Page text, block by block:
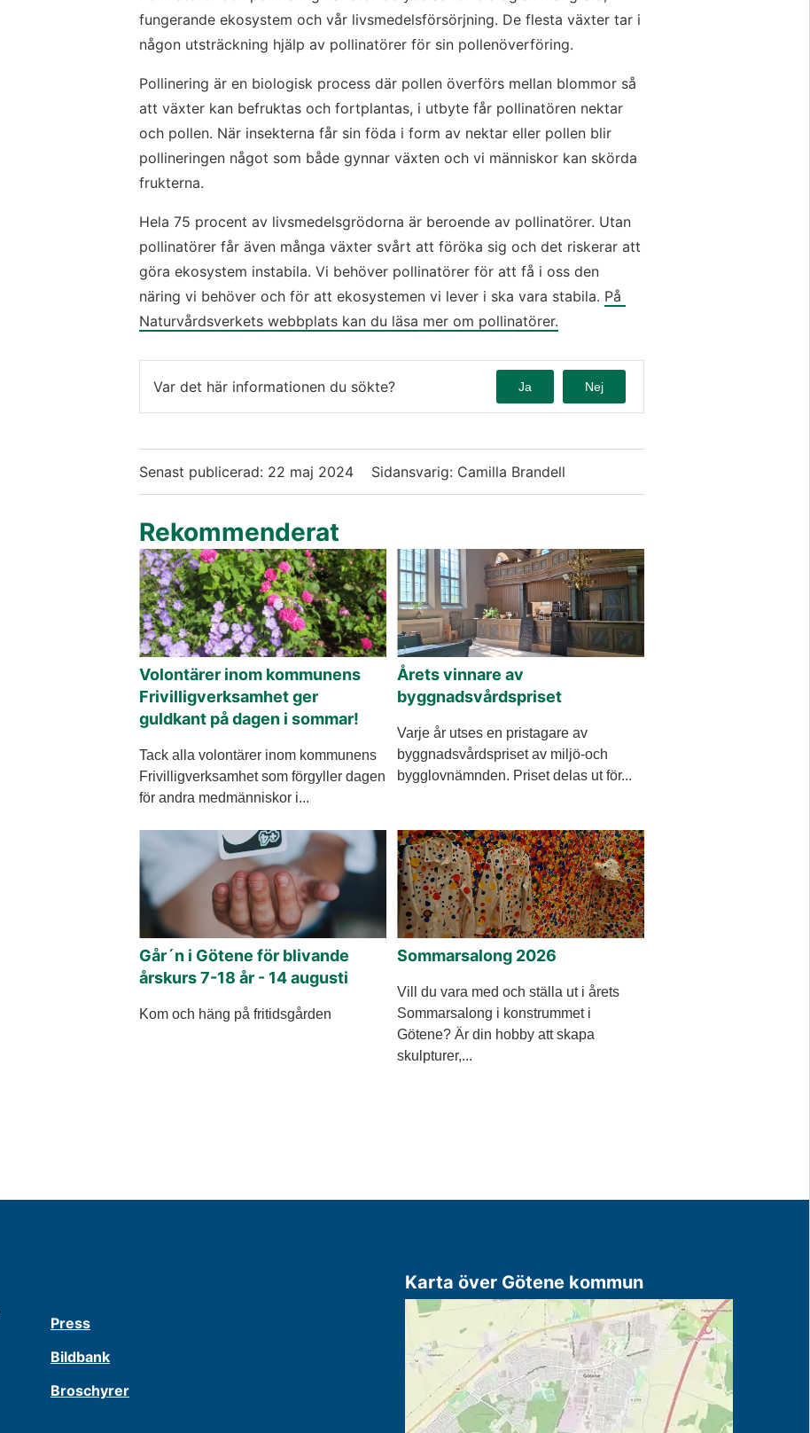
fungerande ekosystem och vår livsmedelsförsörjning. De flesta växter tar i
någon utsträckning hjälp av pollinatörer för sin pollenöverföring.
Pollinering är en biologisk process där pollen överförs mellan blommor så
att växter kan befruktas och fortplantas, i utbyte får pollinatören nektar
och pollen. När insekterna får sin föda i form av nektar eller pollen blir
pollineringen något som både gynnar växten och vi människor kan skörda
frukterna.
Hela 75 procent av livsmedelsgrödorna är beroende av pollinatörer. Utan
pollinatörer får även många växter svårt att föröka sig och det riskerar att
göra ekosystem instabila. Vi behöver pollinatörer för att få i oss den
näring vi behöver och för att ekosystemen vi lever i ska vara stabila. På
Naturvårdsverkets webbplats kan du läsa mer om pollinatörer.
Var det här informationen du sökte? Ja Nej
Senast publicerad: 22 maj 2024 Sidansvarig: Camilla Brandell
Rekommenderat
Volontärer inom kommunens
Frivilligverksamhet ger
guldkant på dagen i sommar!
Tack alla volontärer inom kommunens
Frivilligverksamhet som förgyller dagen
för andra medmänniskor i...
Årets vinnare av
byggnadsvårdspriset
Varje år utses en pristagare av
byggnadsvårdspriset av miljö-och
bygglovnämnden. Priset delas ut för...
Går´n i Götene för blivande
årskurs 7-18 år - 14 augusti
Kom och häng på fritidsgården
Sommarsalong 2026
Vill du vara med och ställa ut i årets
Sommarsalong i konstrummet i
Götene? Är din hobby att skapa
skulpturer,...
Press
Bildbank
Broschyrer
Karta över Götene kommun